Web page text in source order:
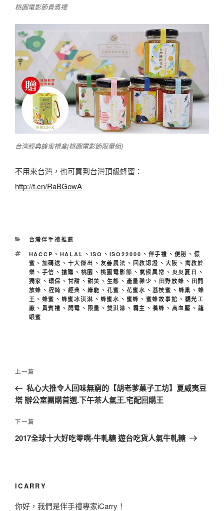
桃園電影節貴賓禮
台灣經典蜂蜜禮盒(桃園電影節限量組)
不用來台灣，也可買到台灣頂級蜂蜜：
http://t.cn/RaBGowA
分
台灣伴手禮推薦
標
籤
HACCP 、 HALAL 、 ISO 、 ISO22000 、 伴手禮 、 便秘 、 假
蜜 、 加碼送 、 十大傑出 、 友善農法 、 回教認證 、 大阪 、 寓教於
樂 、 手信 、 搶購 、 桃園 、 桃園電影節 、 氣候異常 、 炎炎夏日 、
獨家 、 環保 、 甘甜 、 甜美 、 生態 、 產量稀少 、 田野放蜂 、 田間
放蜂 、 程錡 、 經典 、 綠能 、 花蜜 、 花蜜水 、 荔枝蜜 、 蜂巢 、 蜂
王 、 蜂蜜 、 蜂蜜冰淇淋 、 蜂蜜水 、 蜜蜂 、 蜜蜂故事館 、 觀光工
廠 、 貴賓禮 、 閃電 、 限量 、 雙淇淋 、 霸主 、 養蜂 、 高血壓 、 龍
眼蜜
文
導
覽
上
一
篇
章
上一篇
私心大推令人回味無窮的【胡老爹菓子工坊】夏威夷豆
塔 辦公室團購首選.下午茶人氣王.宅配回購王
下
一
下一篇
2017全球十大好吃零嘴-牛軋糖 遊台吃貨人氣牛軋糖
ICARRY
你好，我們是伴手禮專家iCarry！